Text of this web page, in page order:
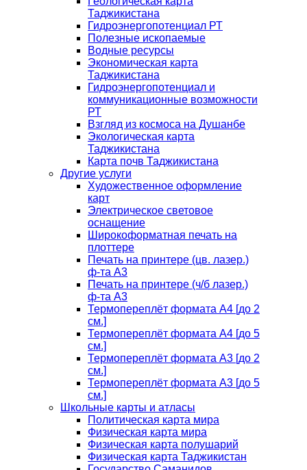
Таджикистана
Гидроэнергопотенциал РТ
Полезные ископаемые
Водные ресурсы
Экономическая карта
Таджикистана
Гидроэнергопотенциал и
коммуникационные возможности
РТ
Взгляд из космоса на Душанбе
Экологическая карта
Таджикистана
Карта почв Таджикистана
Другие услуги
Художественное оформление
карт
Электрическое световое
оснащение
Широкоформатная печать на
плоттере
Печать на принтере (цв. лазер.)
ф-та А3
Печать на принтере (ч/б лазер.)
ф-та А3
Термопереплёт формата А4 [до 2
см.]
Термопереплёт формата А4 [до 5
см.]
Термопереплёт формата А3 [до 2
см.]
Термопереплёт формата А3 [до 5
см.]
Школьные карты и атласы
Политическая карта мира
Физическая карта мира
Физическая карта полушарий
Физическая карта Таджикистан